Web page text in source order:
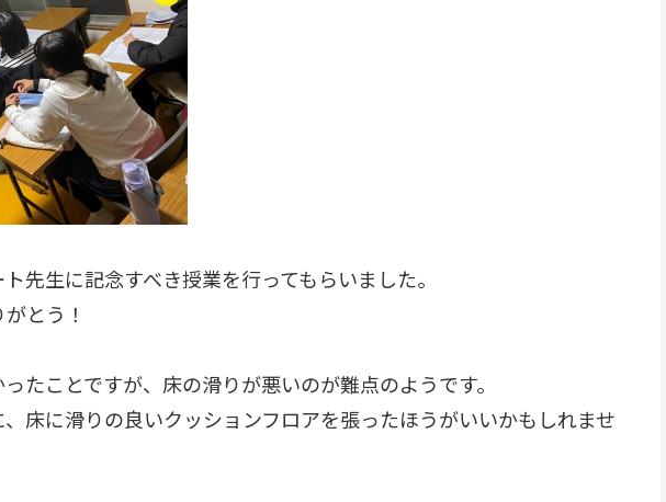
先生に記念すべき授業を行ってもらいました。
とう！
たことですが、床の滑りが悪いのが難点のようです。
床に滑りの良いクッションフロアを張ったほうがいいかもしれませ